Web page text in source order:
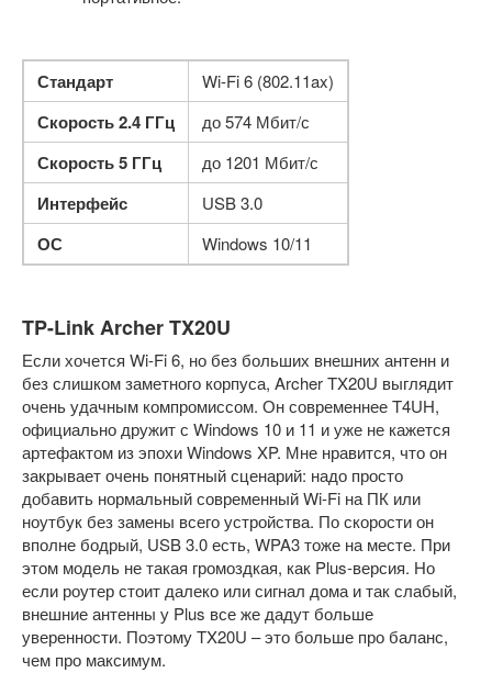
Стандарт Wi-Fi 6 (802.11ax)
Скорость 2.4 ГГц до 574 Мбит/с
Скорость 5 ГГц до 1201 Мбит/с
Интерфейс USB 3.0
ОС Windows 10/11
TP-Link Archer TX20U
Если хочется Wi-Fi 6, но без больших внешних антенн и
без слишком заметного корпуса, Archer TX20U выглядит
очень удачным компромиссом. Он современнее T4UH,
официально дружит с Windows 10 и 11 и уже не кажется
артефактом из эпохи Windows XP. Мне нравится, что он
закрывает очень понятный сценарий: надо просто
добавить нормальный современный Wi-Fi на ПК или
ноутбук без замены всего устройства. По скорости он
вполне бодрый, USB 3.0 есть, WPA3 тоже на месте. При
этом модель не такая громоздкая, как Plus-версия. Но
если роутер стоит далеко или сигнал дома и так слабый,
внешние антенны у Plus все же дадут больше
уверенности. Поэтому TX20U – это больше про баланс,
чем про максимум.